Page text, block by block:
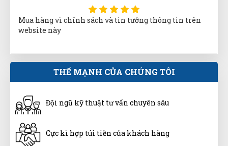
Mua hàng vì chính sách và tin tưởng thông tin trên
website này
Nguyễn Chí Tâm
(Đánh giá 1 năm trước)
shop phục vụ tốt, có cơ hội sẽ ủng hộ shop thêmm
THẾ MẠNH CỦA CHÚNG TÔI
Đội ngũ kỹ thuật tư vấn chuyên sâu
Cực kì hợp túi tiền của khách hàng